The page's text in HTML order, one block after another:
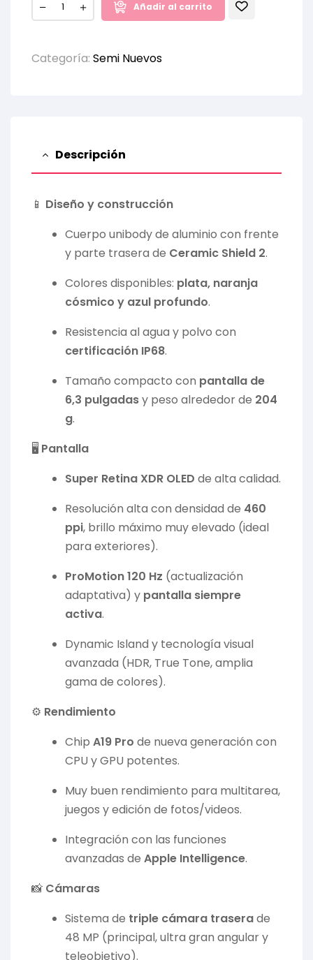
Añadir al carrito
Categoría: Semi Nuevos
Descripción
📱 Diseño y construcción
Cuerpo unibody de aluminio con frente
y parte trasera de Ceramic Shield 2.
Colores disponibles: plata, naranja
cósmico y azul profundo.
Resistencia al agua y polvo con
certificación IP68.
Tamaño compacto con pantalla de
6,3 pulgadasy peso alrededor de 204
g.
🖥️ Pantalla
Super Retina XDR OLED de alta calidad.
Resolución alta con densidad de 460
ppi, brillo máximo muy elevado (ideal
para exteriores).
ProMotion 120 Hz (actualización
adaptativa) y pantalla siempre
activa.
Dynamic Island y tecnología visual
avanzada (HDR, True Tone, amplia
gama de colores).
⚙️ Rendimiento
Chip A19 Pro de nueva generación con
CPU y GPU potentes.
Muy buen rendimiento para multitarea,
juegos y edición de fotos/videos.
Integración con las funciones
avanzadas de Apple Intelligence.
📸 Cámaras
Sistema de triple cámara traserade
48 MP (principal, ultra gran angular y
teleobjetivo).